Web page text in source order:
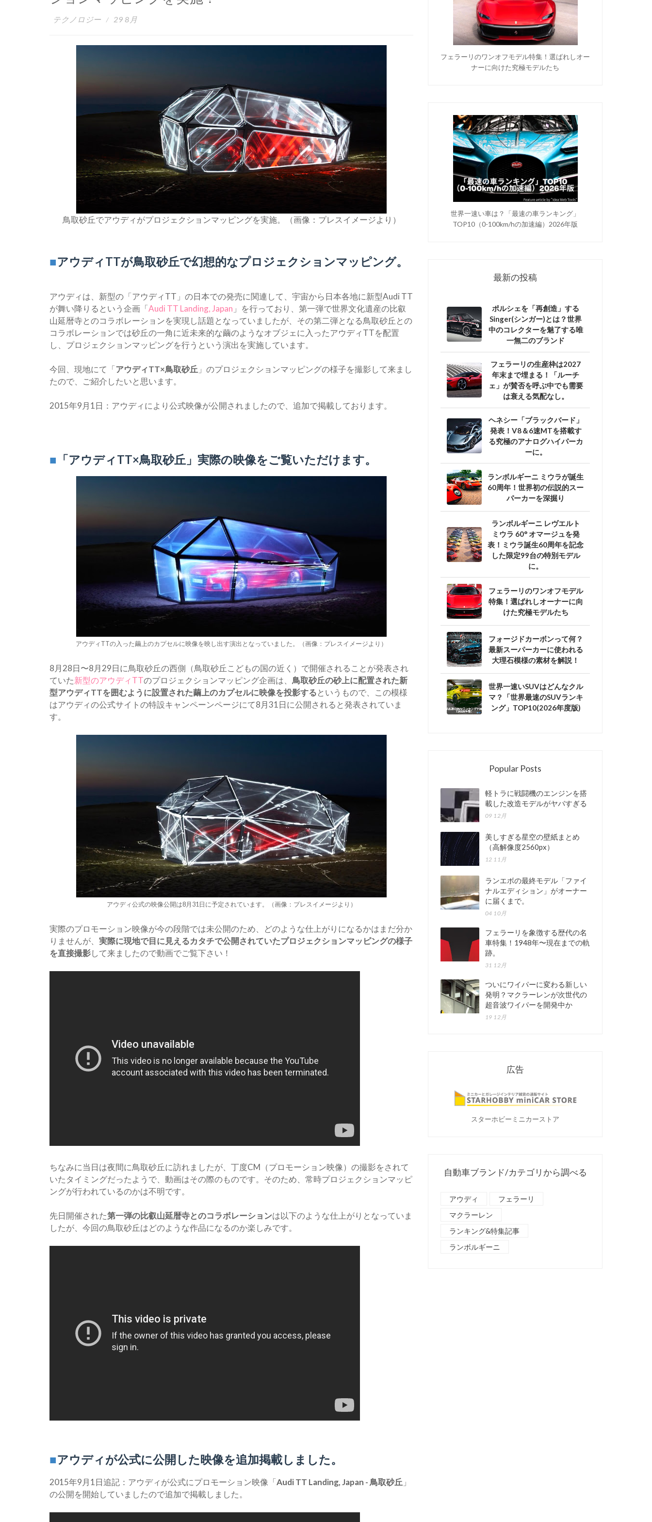
テクノロジー 29 8月
鳥取砂丘でアウディがプロジェクションマッピングを実施。（画像：プレスイメージより）
■アウディTTが鳥取砂丘で幻想的なプロジェクションマッピング。
アウディは、新型の「アウディTT」の日本での発売に関連して、宇宙から日本各地に新型Audi TT
が舞い降りるという企画「Audi TT Landing, Japan 」を行っており、第一弾で世界文化遺産の比叡
山延暦寺とのコラボレーションを実現し話題となっていましたが、その第二弾となる鳥取砂丘との
コラボレーションでは砂丘の一角に近未来的な繭のようなオブジェに入ったアウディTTを配置
し、プロジェクションマッピングを行うという演出を実施しています。
今回、現地にて「アウディTT×鳥取砂丘 」のプロジェクションマッピングの様子を撮影して来まし
たので、ご紹介したいと思います。
2015年9月1日：アウディにより公式映像が公開されましたので、追加で掲載しております。
■ 「アウディTT×鳥取砂丘」実際の映像をご覧いただけます。
アウディTTの入った繭上のカプセルに映像を映し出す演出となっていました。（画像：プレスイメージより）
8月28日〜8月29日に鳥取砂丘の西側（鳥取砂丘こどもの国の近く）で開催されることが発表され
ていた新型のアウディTTのプロジェクションマッピング企画は、 鳥取砂丘の砂上に配置された新
型アウディTTを囲むように設置された繭上のカプセルに映像を投影するというもので、この模様
はアウディの公式サイトの特設キャンペーンページにて8月31日に公開されると発表されていま
す。
アウディ公式の映像公開は8月31日に予定されています。（画像：プレスイメージより）
実際のプロモーション映像が今の段階では未公開のため、どのような仕上がりになるかはまだ分か
りませんが、 実際に現地で目に見えるカタチで公開されていたプロジェクションマッピングの様子
を直接撮影して来ましたので動画でご覧下さい！
ちなみに当日は夜間に鳥取砂丘に訪れましたが、丁度CM（プロモーション映像）の撮影をされて
いたタイミングだったようで、動画はその際のものです。そのため、常時プロジェクションマッピ
ングが行われているのかは不明です。
先日開催された第一弾の比叡山延暦寺とのコラボレーションは以下のような仕上がりとなっていま
したが、今回の鳥取砂丘はどのような作品になるのか楽しみです。
■アウディが公式に公開した映像を追加掲載しました。
2015年9月1日追記：アウディが公式にプロモーション映像「Audi TT Landing, Japan - 鳥取砂丘 」
の公開を開始していましたので追加で掲載しました。
フェラーリのワンオフモデル特集！選ばれしオー
ナーに向けた究極モデルたち
世界一速い車は？「最速の車ランキング」
TOP10（0-100km/hの加速編）2026年版
最新の投稿
ポルシェを「再創造」する
Singer(シンガー)とは？世界
中のコレクターを魅了する唯
一無二のブランド
フェラーリの生産枠は2027
年末まで埋まる！「ルーチ
ェ」が賛否を呼ぶ中でも需要
は衰える気配なし。
ヘネシー「ブラックバード」
発表！V8＆6速MTを搭載す
る究極のアナログハイパーカ
ーに。
ランボルギーニ ミウラが誕生
60周年！世界初の伝説的スー
パーカーを深掘り
ランボルギーニ レヴエルト
ミウラ 60° オマージュを発
表！ミウラ誕生60周年を記念
した限定99台の特別モデル
に。
フェラーリのワンオフモデル
特集！選ばれしオーナーに向
けた究極モデルたち
フォージドカーボンって何？
最新スーパーカーに使われる
大理石模様の素材を解説！
世界一速いSUVはどんなクル
マ？「世界最速のSUVランキ
ング」TOP10(2026年度版)
Popular Posts
軽トラに戦闘機のエンジンを搭
載した改造モデルがヤバすぎる
09 12月
美しすぎる星空の壁紙まとめ
（高解像度2560px）
12 11月
ランエボの最終モデル「ファイ
ナルエディション」がオーナー
に届くまで。
04 10月
フェラーリを象徴する歴代の名
車特集！1948年〜現在までの軌
跡。
31 12月
ついにワイパーに変わる新しい
発明？マクラーレンが次世代の
超音波ワイパーを開発中か
19 12月
広告
スターホビーミニカーストア
自動車ブランド/カテゴリから調べる
アウディ
フェラーリ
マクラーレン
ランキング&特集記事
ランボルギーニ